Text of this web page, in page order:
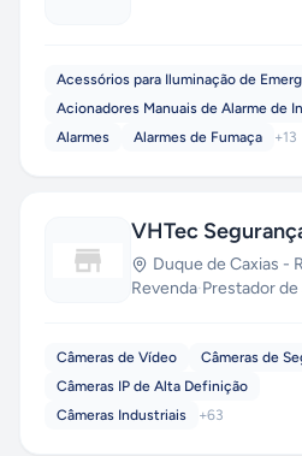
Acessórios para Iluminação de
Acionadores Manuais de Alarme de
Alarmes
Alarmes de Fumaça +13
VHTec
Duque de Caxias -
Revenda·Prestador
Câmeras de Vídeo
Câmeras de
Câmeras IP de Alta Definição
Câmeras Industriais
+63